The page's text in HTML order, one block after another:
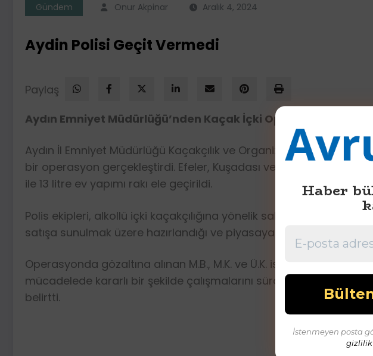
Gündem Onur Akpinar Aralık 4, 2024
Aydin Polisi Geçit Vermedi
Paylaş
Aydın Emniyet Müdürlüğü’nden Kaçak İçki Operasyonu: 361
Aydın İl Emniyet Müdürlüğü Kaçakçılık ve Organize Suçlarla
bir operasyon gerçekleştirdi. Efeler, Kuşadası ve Nazilli
ile 13 litre ev yapımı rakı ele geçirildi.
Polis ekipleri, alkollü içki kaçakçılığına yönelik sahteciliği
satışa sunulmak üzere hazırlandığı ve piyasaya sürülmesi için
Operasyonda gözaltına alınan M.B., M.K. ve Ü.K. isimli şahıslar
mücadelede kararlı bir şekilde çalışmalarını sürdüreceklerini ve
belirtti.
Haber
İstenmeyen posta
gizlilik